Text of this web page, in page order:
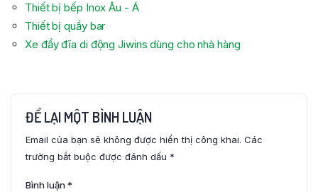
Thiết bị bếp Inox Âu - Á
Thiết bị quầy bar
Xe đẩy đĩa di động Jiwins dùng cho nhà hàng
ĐỂ LẠI MỘT BÌNH LUẬN
Email của bạn sẽ không được hiển thị công khai. Các
trường bắt buộc được đánh dấu *
Bình luận*